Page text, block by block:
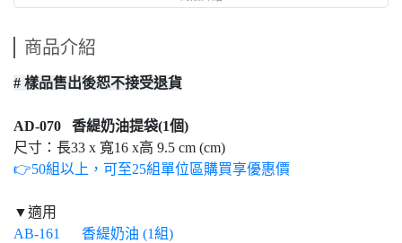
商品介紹
# 樣品售出後恕不接受退貨
AD-070 香緹奶油提袋(1個)
尺寸：長33 x 寬16 x高 9.5 cm (cm)
👉50組以上，可至25組單位區購買享優惠價
▼適用
AB-161 香緹奶油 (1組)